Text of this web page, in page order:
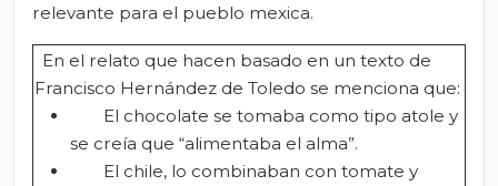
relevante para el pueblo mexica.
En el relato que hacen basado en un texto de
Francisco Hernández de Toledo se menciona que:
El chocolate se tomaba como tipo atole y
se creía que “alimentaba el alma”.
El chile, lo combinaban con tomate y